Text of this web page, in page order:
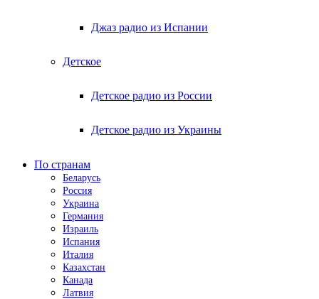
Джаз радио из Испании
Детское
Детское радио из России
Детское радио из Украины
По странам
Беларусь
Россия
Украина
Германия
Израиль
Испания
Италия
Казахстан
Канада
Латвия